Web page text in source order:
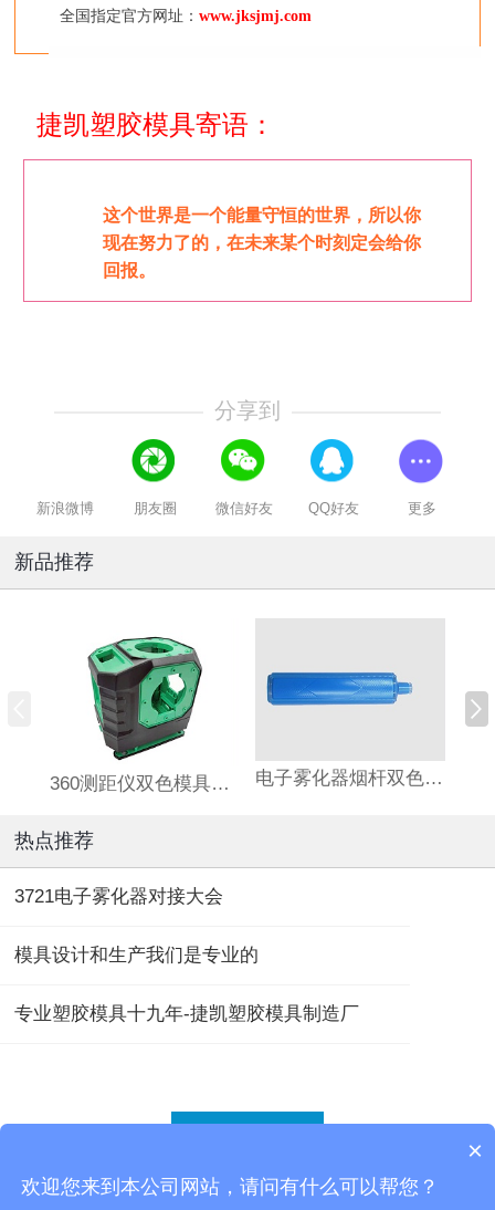
全国指定官方网址： www.jksjmj.com
捷凯塑胶模具寄语：
这个世界是一个能量守恒的世界，所以你
现在努力了的，在未来某个时刻定会给你
回报。
分享到
新浪微博 朋友圈 微信好友 QQ好友 更多
新品推荐
360测距仪双色模具注塑加工 电子雾化器烟杆双色模具定制加工
热点推荐
3721电子雾化器对接大会
模具设计和生产我们是专业的
专业塑胶模具十九年-捷凯塑胶模具制造厂
东莞市捷凯实业有限公司 版权所有 备案号：粤ICP备17006294号 网站地图
×
欢迎您来到本公司网站，请问有什么可以帮您？